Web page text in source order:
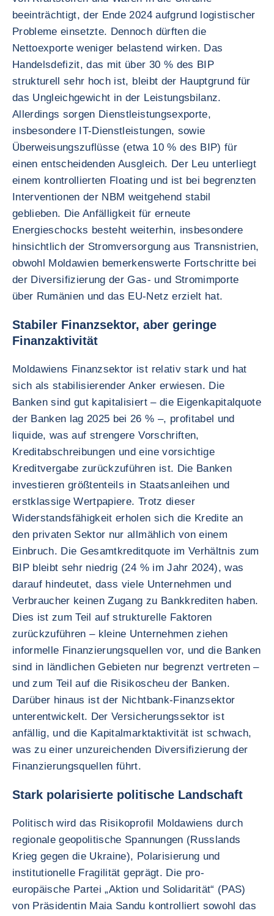
beeinträchtigt, der Ende 2024 aufgrund logistischer
Probleme einsetzte. Dennoch dürften die
Nettoexporte weniger belastend wirken. Das
Handelsdefizit, das mit über 30 % des BIP
strukturell sehr hoch ist, bleibt der Hauptgrund für
das Ungleichgewicht in der Leistungsbilanz.
Allerdings sorgen Dienstleistungsexporte,
insbesondere IT-Dienstleistungen, sowie
Überweisungszuflüsse (etwa 10 % des BIP) für
einen entscheidenden Ausgleich. Der Leu unterliegt
einem kontrollierten Floating und ist bei begrenzten
Interventionen der NBM weitgehend stabil
geblieben. Die Anfälligkeit für erneute
Energieschocks besteht weiterhin, insbesondere
hinsichtlich der Stromversorgung aus Transnistrien,
obwohl Moldawien bemerkenswerte Fortschritte bei
der Diversifizierung der Gas- und Stromimporte
über Rumänien und das EU-Netz erzielt hat.
Stabiler Finanzsektor, aber geringe
Finanzaktivität
Moldawiens Finanzsektor ist relativ stark und hat
sich als stabilisierender Anker erwiesen. Die
Banken sind gut kapitalisiert – die Eigenkapitalquote
der Banken lag 2025 bei 26 % –, profitabel und
liquide, was auf strengere Vorschriften,
Kreditabschreibungen und eine vorsichtige
Kreditvergabe zurückzuführen ist. Die Banken
investieren größtenteils in Staatsanleihen und
erstklassige Wertpapiere. Trotz dieser
Widerstandsfähigkeit erholen sich die Kredite an
den privaten Sektor nur allmählich von einem
Einbruch. Die Gesamtkreditquote im Verhältnis zum
BIP bleibt sehr niedrig (24 % im Jahr 2024), was
darauf hindeutet, dass viele Unternehmen und
Verbraucher keinen Zugang zu Bankkrediten haben.
Dies ist zum Teil auf strukturelle Faktoren
zurückzuführen – kleine Unternehmen ziehen
informelle Finanzierungsquellen vor, und die Banken
sind in ländlichen Gebieten nur begrenzt vertreten –
und zum Teil auf die Risikoscheu der Banken.
Darüber hinaus ist der Nichtbank-Finanzsektor
unterentwickelt. Der Versicherungssektor ist
anfällig, und die Kapitalmarktaktivität ist schwach,
was zu einer unzureichenden Diversifizierung der
Finanzierungsquellen führt.
Stark polarisierte politische Landschaft
Politisch wird das Risikoprofil Moldawiens durch
regionale geopolitische Spannungen (Russlands
Krieg gegen die Ukraine), Polarisierung und
institutionelle Fragilität geprägt. Die pro-
europäische Partei „Aktion und Solidarität“ (PAS)
von Präsidentin Maia Sandu kontrolliert sowohl das